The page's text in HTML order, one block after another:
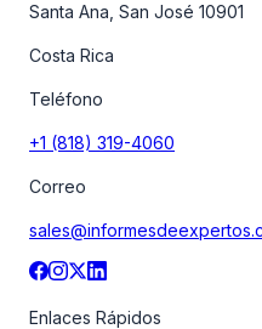
Santa Ana, San José 10901
Costa Rica
Teléfono
+1 (818) 319-4060
Correo
Enlaces Rápidos